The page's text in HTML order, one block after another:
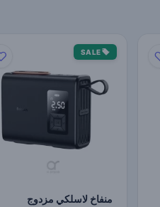
SALE
منفاخ لاسلكي مزدوج